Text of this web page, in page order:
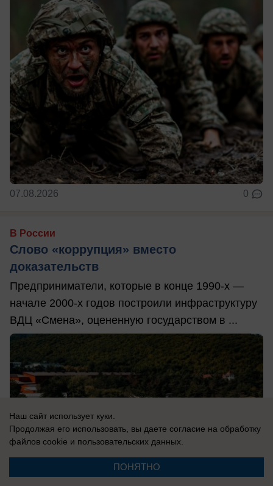
07.08.2026 0
В России
Слово «коррупция» вместо
доказательств
Предприниматели, которые в конце 1990-х —
начале 2000-х годов построили инфраструктуру
ВДЦ «Смена», оцененную государством в ...
Наш сайт использует куки.
Продолжая его использовать, вы даете согласие на обработку
файлов cookie и пользовательских данных.
ПОНЯТНО